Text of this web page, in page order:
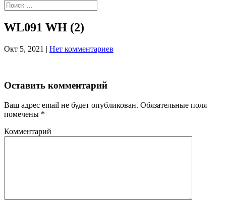
WL091 WH (2)
Окт 5, 2021 | Нет комментариев
Оставить комментарий
Ваш адрес email не будет опубликован. Обязательные поля
помечены *
Комментарий